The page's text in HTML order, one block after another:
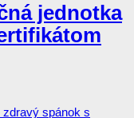
jednotka